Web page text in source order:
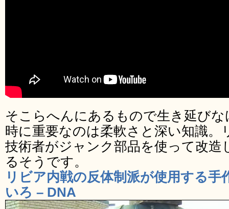
そこらへんにあるもので生き延び
時に重要なのは柔軟さと深い知識。
技術者がジャンク部品を使って改造
るそうです。
リビア内戦の反体制派が使用する手
いろ – DNA